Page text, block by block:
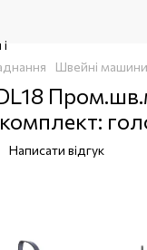
Швейні машини
Написати відгук